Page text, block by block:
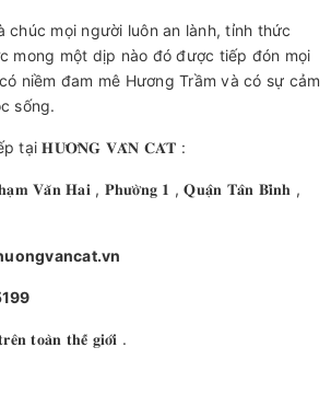
chúc mọi người luôn an lành, tỉnh thức
mong một dịp nào đó được tiếp đón mọi
niềm đam mê Hương Trầm và có sự cảm
sống.
tại 𝐇𝐔̛𝐎̛𝐍𝐆 𝐕𝐀̂𝐍 𝐂𝐀́𝐓 :
𝐕𝐚̆𝐧 𝐇𝐚𝐢 , 𝐏𝐡𝐮̛𝐨̛̀𝐧𝐠 𝟏 , 𝐐𝐮𝐚̣̂𝐧 𝐓𝐚̂𝐧 𝐁𝐢̀𝐧𝐡 ,
𝐭𝐨𝐚̀𝐧 𝐭𝐡𝐞̂́ 𝐠𝐢𝐨̛́𝐢 .